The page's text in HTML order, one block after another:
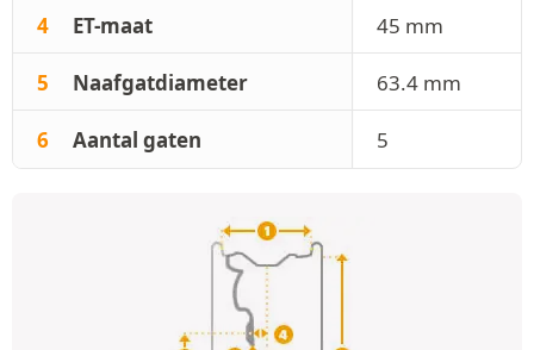
4 ET-maat 45 mm
5 Naafgatdiameter 63.4 mm
6 Aantal gaten 5